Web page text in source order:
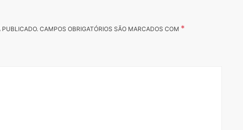
PUBLICADO. CAMPOS OBRIGATÓRIOS SÃO MARCADOS COM *